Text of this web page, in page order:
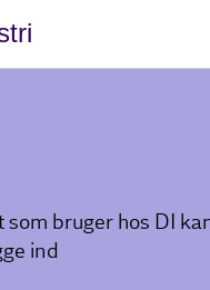
bruger hos DI
ind